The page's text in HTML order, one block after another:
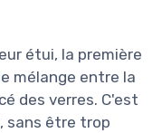
étui, la première
mélange entre la
des verres. C'est
sans être trop